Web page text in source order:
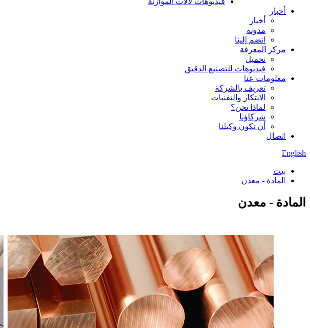
أخبار
أخبار
مدونة
انضم إلينا
مركز المعرفة
تحميل
فيديوهات للتصنيع الدقيق
معلومات عنا
تعريف بالشركة
الابتكار والتقنيات
لماذا نحن؟
شركاؤنا
أن تكون وكيلنا
اتصال
English
بيت
المادة - معدن
المادة - معدن